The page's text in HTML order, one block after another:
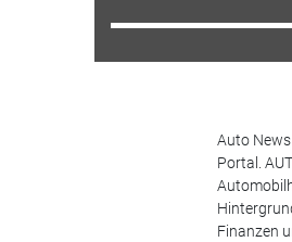
Auto
Portal.
Finanzen